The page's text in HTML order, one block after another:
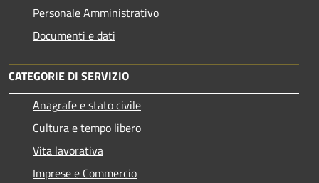
Personale Amministrativo
Documenti e dati
CATEGORIE DI SERVIZIO
Anagrafe e stato civile
Cultura e tempo libero
Vita lavorativa
Imprese e Commercio